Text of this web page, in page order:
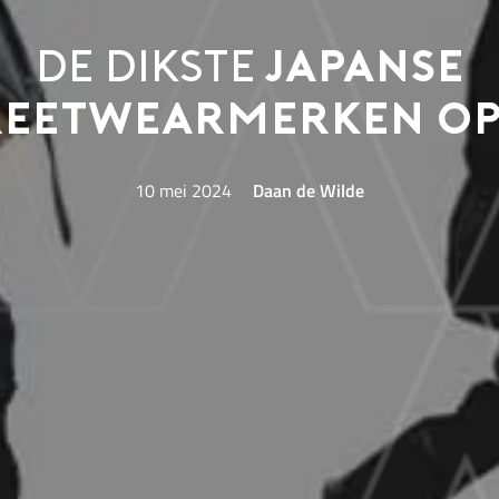
De diksteJapanse
10 mei 2024 Daan de Wilde